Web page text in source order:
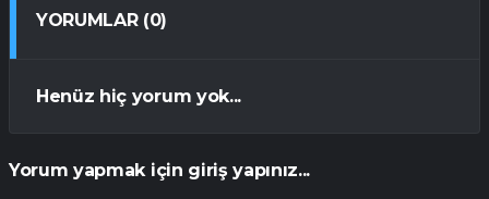
YORUMLAR (0)
Henüz hiç yorum yok...
Yorum yapmak için giriş yapınız...